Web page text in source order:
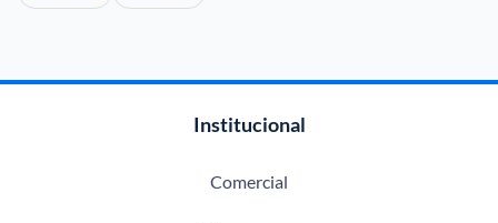
Institucional
Comercial